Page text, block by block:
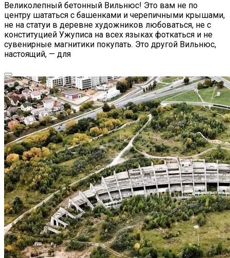
Великолепный бетонный Вильнюс! Это вам не по
центру шататься с башенками и черепичными крышами,
не на статуи в деревне художников любоваться, не с
конституцией Ужуписа на всех языках фоткаться и не
сувенирные магнитики покупать. Это другой Вильнюс,
настоящий, — для